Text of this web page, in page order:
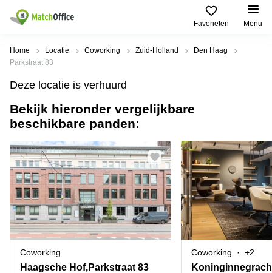
Favorieten Menu
Huren / Verhuren
Productpagina's
Kantoorruimten
Business
Flexplekken
Coworking
Spaces
Vergaderruimten
Virtueel
Kantoor
Bedrijfsruimte
Populaire
Steden
Alkmaar
Oost
Amsterdam
Westpoort
Bergen
op
Zoom
Amersfoort
Breda
Populaire
zoekopdrachten
Kantoorruimte
in Breda
Kantoor
huren
Bergen
op
Zoom
Kantoor
huren
Tiel
Kantoor
huren
Help
Over ons
Voeg je kantoorruimte toe
Huurprijs
Log in
Home Locatie Coworking Zuid-Holland
Den Haag
Parkstraat 83
Deze locatie is verhuurd
Bekijk hieronder vergelijkbare
beschikbare panden:
Coworking
Haagsche Hof,Parkstraat 83
Coworking +2